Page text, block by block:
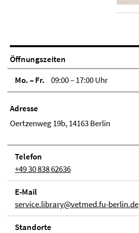
Öffnungszeiten
Mo. – Fr.
09:00 – 17:00 Uhr
Adresse
Oertzenweg 19b, 14163 Berlin
Telefon
+49 30 838 62636
E-Mail
service.library@vetmed.fu-berlin.de
Stand­orte